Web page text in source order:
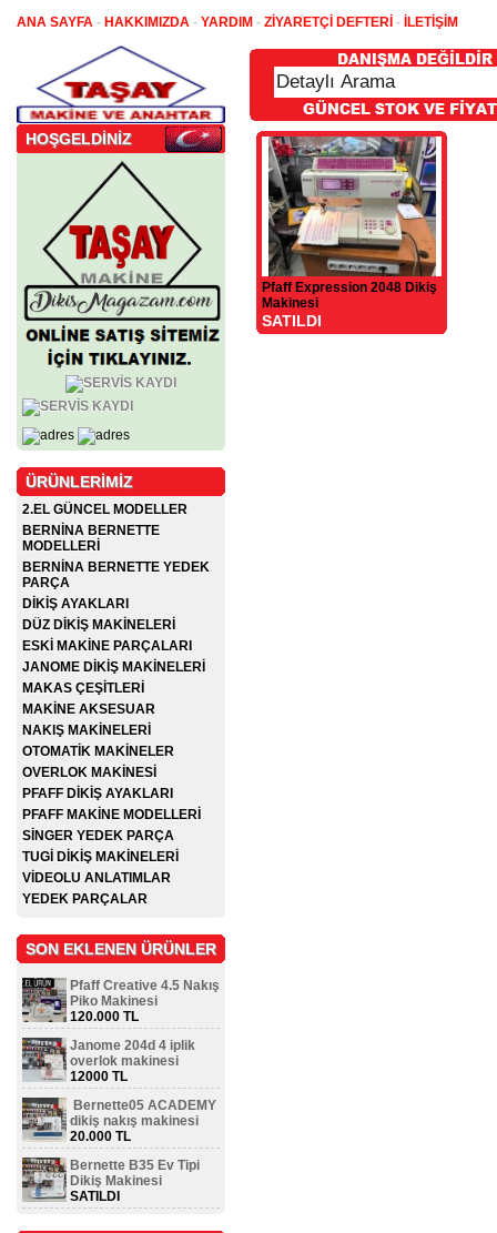
ANA SAYFA - HAKKIMIZDA - YARDIM - ZİYARETÇİ DEFTERİ - İLETİŞİM
HOŞGELDİNİZ
ÜRÜNLERİMİZ
2.EL GÜNCEL MODELLER
BERNİNA BERNETTE
MODELLERİ
BERNİNA BERNETTE YEDEK
PARÇA
DİKİŞ AYAKLARI
DÜZ DİKİŞ MAKİNELERİ
ESKİ MAKİNE PARÇALARI
JANOME DİKİŞ MAKİNELERİ
MAKAS ÇEŞİTLERİ
MAKİNE AKSESUAR
NAKIŞ MAKİNELERİ
OTOMATİK MAKİNELER
OVERLOK MAKİNESİ
PFAFF DİKİŞ AYAKLARI
PFAFF MAKİNE MODELLERİ
SİNGER YEDEK PARÇA
TUGİ DİKİŞ MAKİNELERİ
VİDEOLU ANLATIMLAR
YEDEK PARÇALAR
SON EKLENEN ÜRÜNLER
Pfaff Creative 4.5 Nakış
Piko Makinesi
120.000 TL
Janome 204d 4 iplik
overlok makinesi
12000 TL
Bernette05 ACADEMY
dikiş nakış makinesi
20.000 TL
Bernette B35 Ev Tipi
Dikiş Makinesi
SATILDI
Pfaff Expression 2048 Dikiş
Makinesi
SATILDI